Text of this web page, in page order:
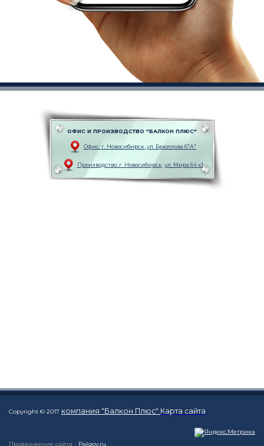
ОФИС И ПРОИЗВОДСТВО "БАЛКОН ПЛЮС"
Офис: г. Новоcибирск, ул. Брюллова 6"А"
Производство: г. Новоcибирск, ул. Мира 64 к1
Copyright © 2017 компания "Балкон Плюс" Карта сайта
Продвижение сайта - Palgov.ru